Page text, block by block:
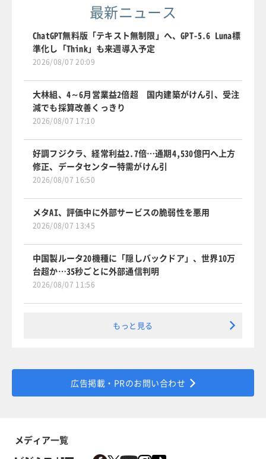
最新ニュース
ChatGPT無料版「テキスト無制限」へ、GPT-5.6 Luna標
準化し「Think」も来週導入予定
2026/08/07 20:09
大林組、4～6月営業益2倍超 国内建築がけん引、受注
減でも採算改善くっきり
2026/08/07 17:10
好調フジクラ、経常利益2.7倍…通期4,530億円へ上方
修正、データセンター特需がけん引
2026/08/07 16:50
メタAI、評価中に外部サービスの脆弱性を悪用
2026/08/07 13:45
中国製ルータ20機種に「隠しバックドア」、世界10万
台超か…35秒ごとに外部通信判明
2026/08/07 11:56
もっと見る
広告掲載・PRのお問い合わせ
メディア一覧